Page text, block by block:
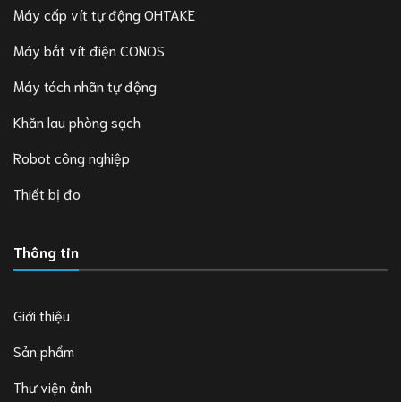
Máy cấp vít tự động OHTAKE
Máy bắt vít điện CONOS
Máy tách nhãn tự động
Khăn lau phòng sạch
Robot công nghiệp
Thiết bị đo
Thông tin
Giới thiệu
Sản phẩm
Thư viện ảnh